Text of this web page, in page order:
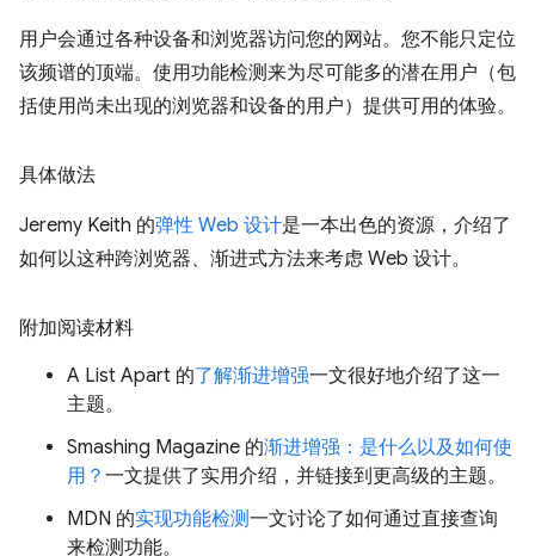
用户会通过各种设备和浏览器访问您的网站。您不能只定位
该频谱的顶端。使用功能检测来为尽可能多的潜在用户（包
括使用尚未出现的浏览器和设备的用户）提供可用的体验。
具体做法
Jeremy Keith 的弹性 Web 设计是一本出色的资源，介绍了
如何以这种跨浏览器、渐进式方法来考虑 Web 设计。
附加阅读材料
A List Apart 的了解渐进增强一文很好地介绍了这一
主题。
Smashing Magazine 的渐进增强：是什么以及如何使
用？ 一文提供了实用介绍，并链接到更高级的主题。
MDN 的实现功能检测一文讨论了如何通过直接查询
来检测功能。